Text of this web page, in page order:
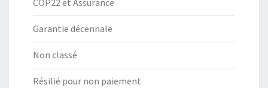
Garantie décennale
Non classé
Résilié pour non paiement